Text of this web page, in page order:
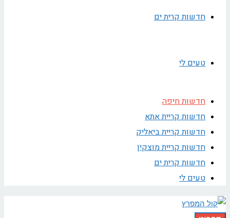
חדשות קרית ים
טעים לי
חדשות חיפה
חדשות קריית אתא
חדשות קריית ביאליק
חדשות קריית מוצקין
חדשות קרית ים
טעים לי